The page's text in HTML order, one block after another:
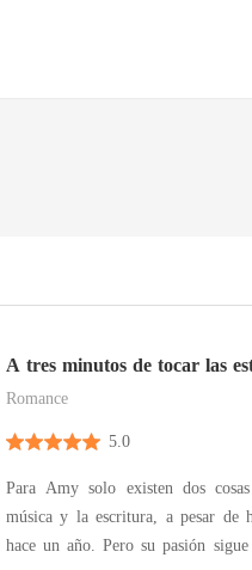
A tres minutos de tocar las
Romance
5.0
Para Amy solo existen dos
música y la escritura, a pesar de
hace un año. Pero su pasión sigue allí, último año